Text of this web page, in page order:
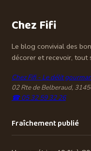
Chez Fifi
Le blog convivial des
décorer et recevoir, tout
Chez Fifi - Le délit
02 Rte de Belberaud,
☎ 05 32 59 32 26
Fraîchement publié